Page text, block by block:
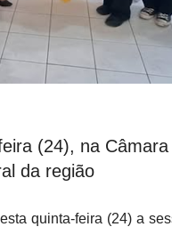
(24), na
da região
quinta-feira (24) a